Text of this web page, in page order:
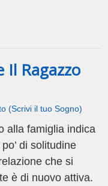
Il Ragazzo
(Scrivi il tuo Sogno)
alla famiglia indica
di solitudine
che si
è di nuovo attiva.